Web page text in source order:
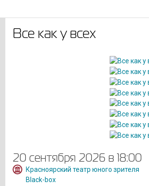
Все как у всех
20 сентября 2026 в 18:00
Красноярский театр юного зрителя
Black-box